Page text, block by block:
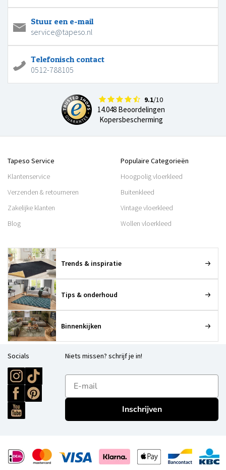
Stuur een e-mail
service@tapeso.nl
Telefonisch contact
0512-788105
9.1/10
14.048 Beoordelingen
Kopersbescherming
Tapeso Service
Klantenservice
Verzenden & retourneren
Zakelijke klanten
Blog
Populaire Categorieën
Hoogpolig vloerkleed
Buitenkleed
Vintage vloerkleed
Wollen vloerkleed
Trends & inspiratie
Tips & onderhoud
Binnenkijken
Socials Niets missen? schrijf je in!
E-mailadres
Inschrijven